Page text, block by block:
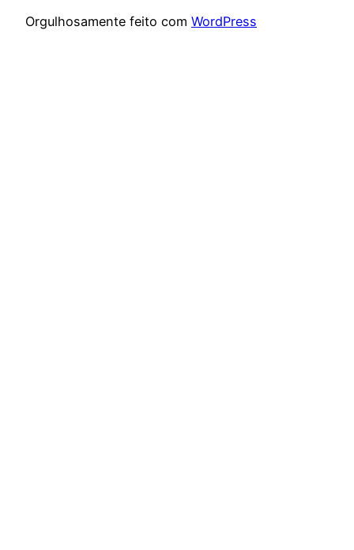
Orgulhosamente feito com WordPress